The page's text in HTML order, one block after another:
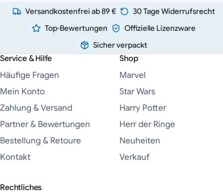
Versandkostenfrei ab 89 €
30 Tage Widerrufsrecht
Top-Bewertungen
Offizielle Lizenzware
Sicher verpackt
Service & Hilfe
Häufige Fragen
Mein Konto
Zahlung & Versand
Partner & Bewertungen
Bestellung & Retoure
Kontakt
Shop
Marvel
Star Wars
Harry Potter
Herr der Ringe
Neuheiten
Verkauf
Rechtliches